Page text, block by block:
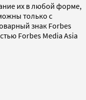
их в любой форме,
только с
знак Forbes
Forbes Media Asia